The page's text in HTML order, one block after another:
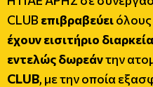
CLUB επιβραβεύειόλους
έχουνεισιτήριο
εντελώςδωρεάντην
CLUB, με την οποία